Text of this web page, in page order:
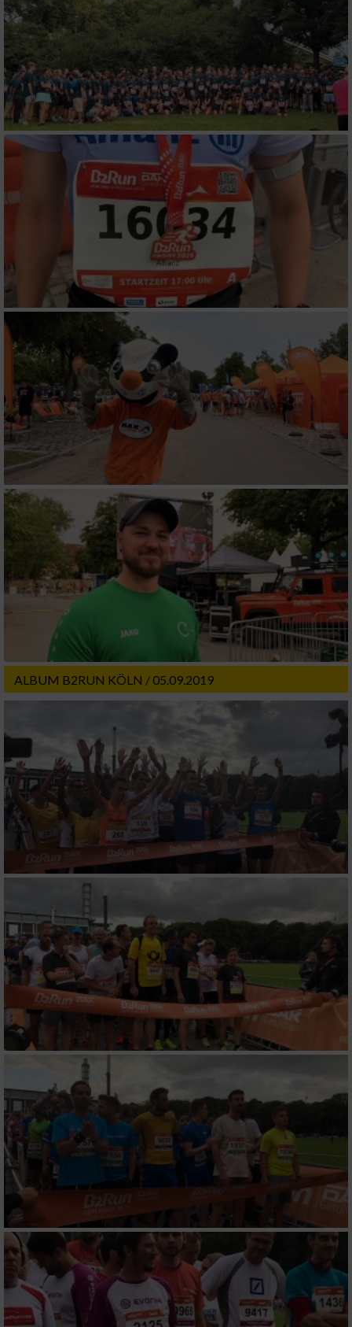
ALBUM B2RUN KÖLN / 05.09.2019